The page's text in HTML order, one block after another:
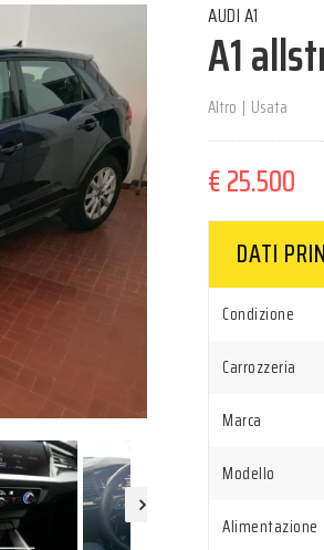
AUDI A1
A1
Altro | Usata
€ 25.500
DATI
Condizione
Carrozzeria
Marca
Modello
Alimentazione